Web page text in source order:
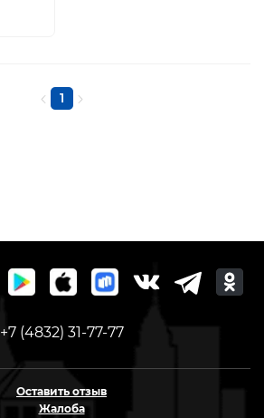
1
+7 (4832) 31-77-77
Оставить отзыв
Жалоба